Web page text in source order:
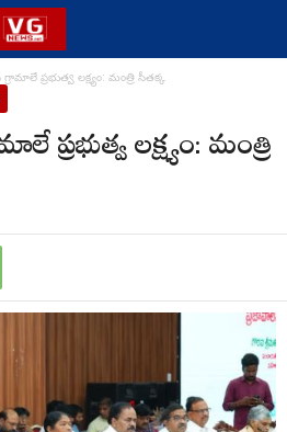
ప్రభుత్వ లక్ష్యం: మంత్రి సీతక్క
ప్రభుత్వ లక్ష్యం: మంత్రి